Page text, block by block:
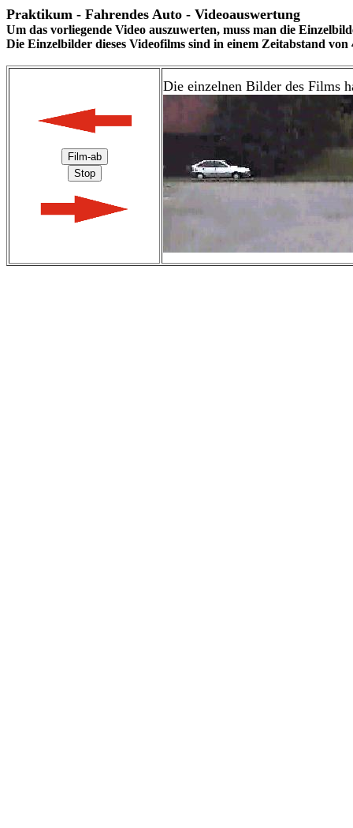
Praktikum - Fahrendes Auto - Videoauswertung
Um das vorliegende Video auszuwerten, muss man die
Die Einzelbilder dieses Videofilms sind in einem Zeitabstand von
Die einzelnen Bilder des Films